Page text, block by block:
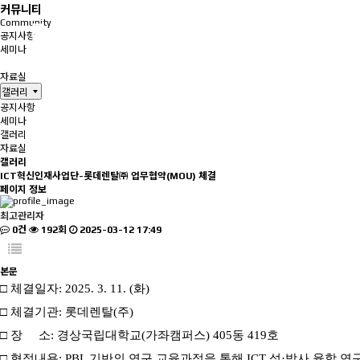
커뮤니티
Community
공지사항
세미나
자료실
갤러리
공지사항
세미나
갤러리
자료실
갤러리
ICT혁신인재사업단-롯데렌탈㈜ 업무협약(MOU) 체결
페이지 정보
최고관리자
0건
192회 2025-03-12 17:49
본문
□ 체결일자: 2025. 3. 11. (화)
□ 체결기관: 롯데렌탈(주)
□ 장 소: 경상국립대학교(가좌캠퍼스) 405동 419호